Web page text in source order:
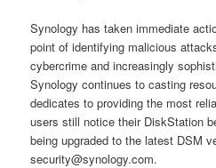
Synology has taken immediate
point of identifying malicious
cybercrime and increasingly
Synology continues to casting
dedicates to providing the most
users still notice their DiskStation
being upgraded to the latest DSM
security@synology.com.